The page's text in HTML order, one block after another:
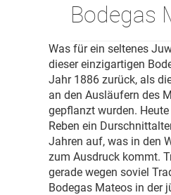
Bodegas
Was für ein seltenes
dieser einzigartigen
Jahr 1886 zurück, als
an den Ausläufern des
gepflanzt wurden.
Reben ein
Jahren auf, was in den
zum Ausdruck kommt.
gerade wegen soviel
Bodegas Mateos in der